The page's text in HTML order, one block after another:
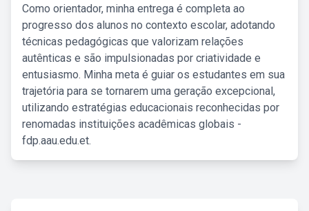
Como orientador, minha entrega é completa ao
progresso dos alunos no contexto escolar, adotando
técnicas pedagógicas que valorizam relações
autênticas e são impulsionadas por criatividade e
entusiasmo. Minha meta é guiar os estudantes em sua
trajetória para se tornarem uma geração excepcional,
utilizando estratégias educacionais reconhecidas por
renomadas instituições acadêmicas globais -
fdp.aau.edu.et.